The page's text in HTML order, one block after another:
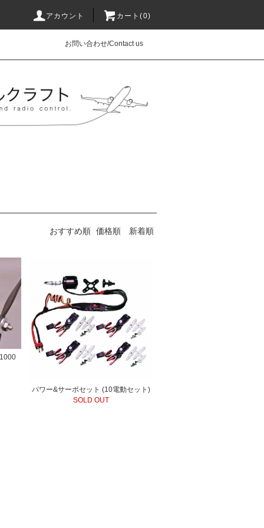
アカウント カート(0)
お問い合わせ/Contact us
おすすめ順 価格順 新着順
パワー&サーボセット (10電動セット)
SOLD OUT